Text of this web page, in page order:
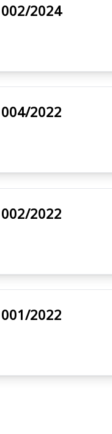
002/2024
004/2022
002/2022
001/2022